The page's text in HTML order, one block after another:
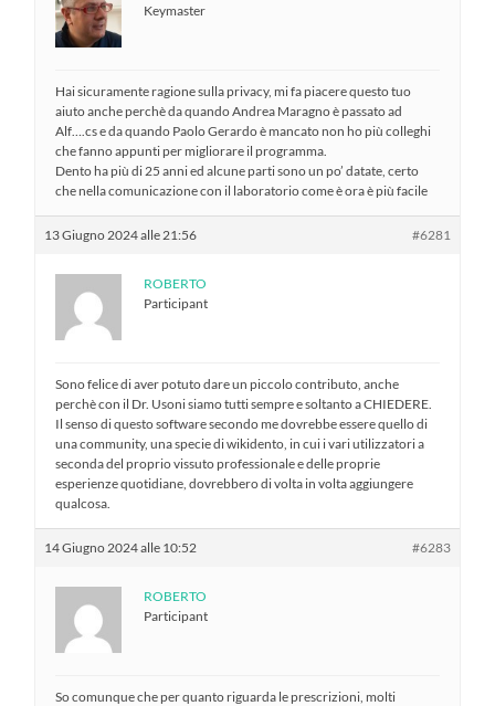
Keymaster
Hai sicuramente ragione sulla privacy, mi fa piacere questo tuo
aiuto anche perchè da quando Andrea Maragno è passato ad
Alf….cs e da quando Paolo Gerardo è mancato non ho più colleghi
che fanno appunti per migliorare il programma.
Dento ha più di 25 anni ed alcune parti sono un po’ datate, certo
che nella comunicazione con il laboratorio come è ora è più facile
13 Giugno 2024 alle 21:56 #6281
ROBERTO
Participant
Sono felice di aver potuto dare un piccolo contributo, anche
perchè con il Dr. Usoni siamo tutti sempre e soltanto a CHIEDERE.
Il senso di questo software secondo me dovrebbe essere quello di
una community, una specie di wikidento, in cui i vari utilizzatori a
seconda del proprio vissuto professionale e delle proprie
esperienze quotidiane, dovrebbero di volta in volta aggiungere
qualcosa.
14 Giugno 2024 alle 10:52 #6283
ROBERTO
Participant
So comunque che per quanto riguarda le prescrizioni, molti